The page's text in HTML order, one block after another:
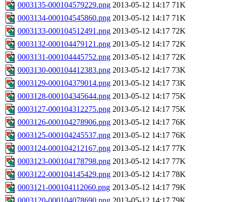
0003135-000104579229.png 2013-05-12 14:17 71K
0003134-000104545860.png 2013-05-12 14:17 71K
0003133-000104512491.png 2013-05-12 14:17 72K
0003132-000104479121.png 2013-05-12 14:17 72K
0003131-000104445752.png 2013-05-12 14:17 72K
0003130-000104412383.png 2013-05-12 14:17 73K
0003129-000104379014.png 2013-05-12 14:17 73K
0003128-000104345644.png 2013-05-12 14:17 75K
0003127-000104312275.png 2013-05-12 14:17 75K
0003126-000104278906.png 2013-05-12 14:17 76K
0003125-000104245537.png 2013-05-12 14:17 76K
0003124-000104212167.png 2013-05-12 14:17 77K
0003123-000104178798.png 2013-05-12 14:17 77K
0003122-000104145429.png 2013-05-12 14:17 78K
0003121-000104112060.png 2013-05-12 14:17 79K